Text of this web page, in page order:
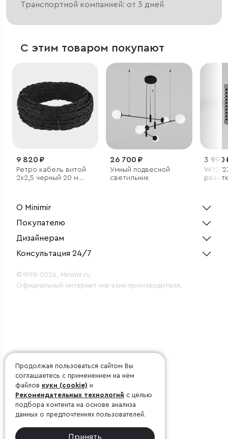
Транспортной компанией: от 3 дней
С этим товаром покупают
9 820 ₽
Ретро кабель витой
2х2,5 черный 20 м
26 700 ₽
Умный подвесной
светильник
3 990
О Minimir
Покупателю
Дизайнерам
Консультация 24/7
©1998-2026, Minimir.ru
Официальный интернет-магазин производителя.
Продолжая пользоваться сайтом Вы
соглашаетесь с применением на нём
файлов куки (cookie) и
Рекомендательных технологий с целью
подбора контента на основе анализа
данных о предпочтениях пользователей.
Принять